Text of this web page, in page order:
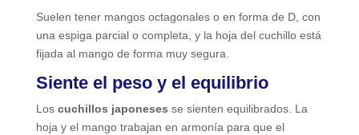
Suelen tener mangos octagonales o en forma de D, con
una espiga parcial o completa, y la hoja del cuchillo está
fijada al mango de forma muy segura.
Siente el peso y el equilibrio
Los cuchillos japoneses se sienten equilibrados. La
hoja y el mango trabajan en armonía para que el